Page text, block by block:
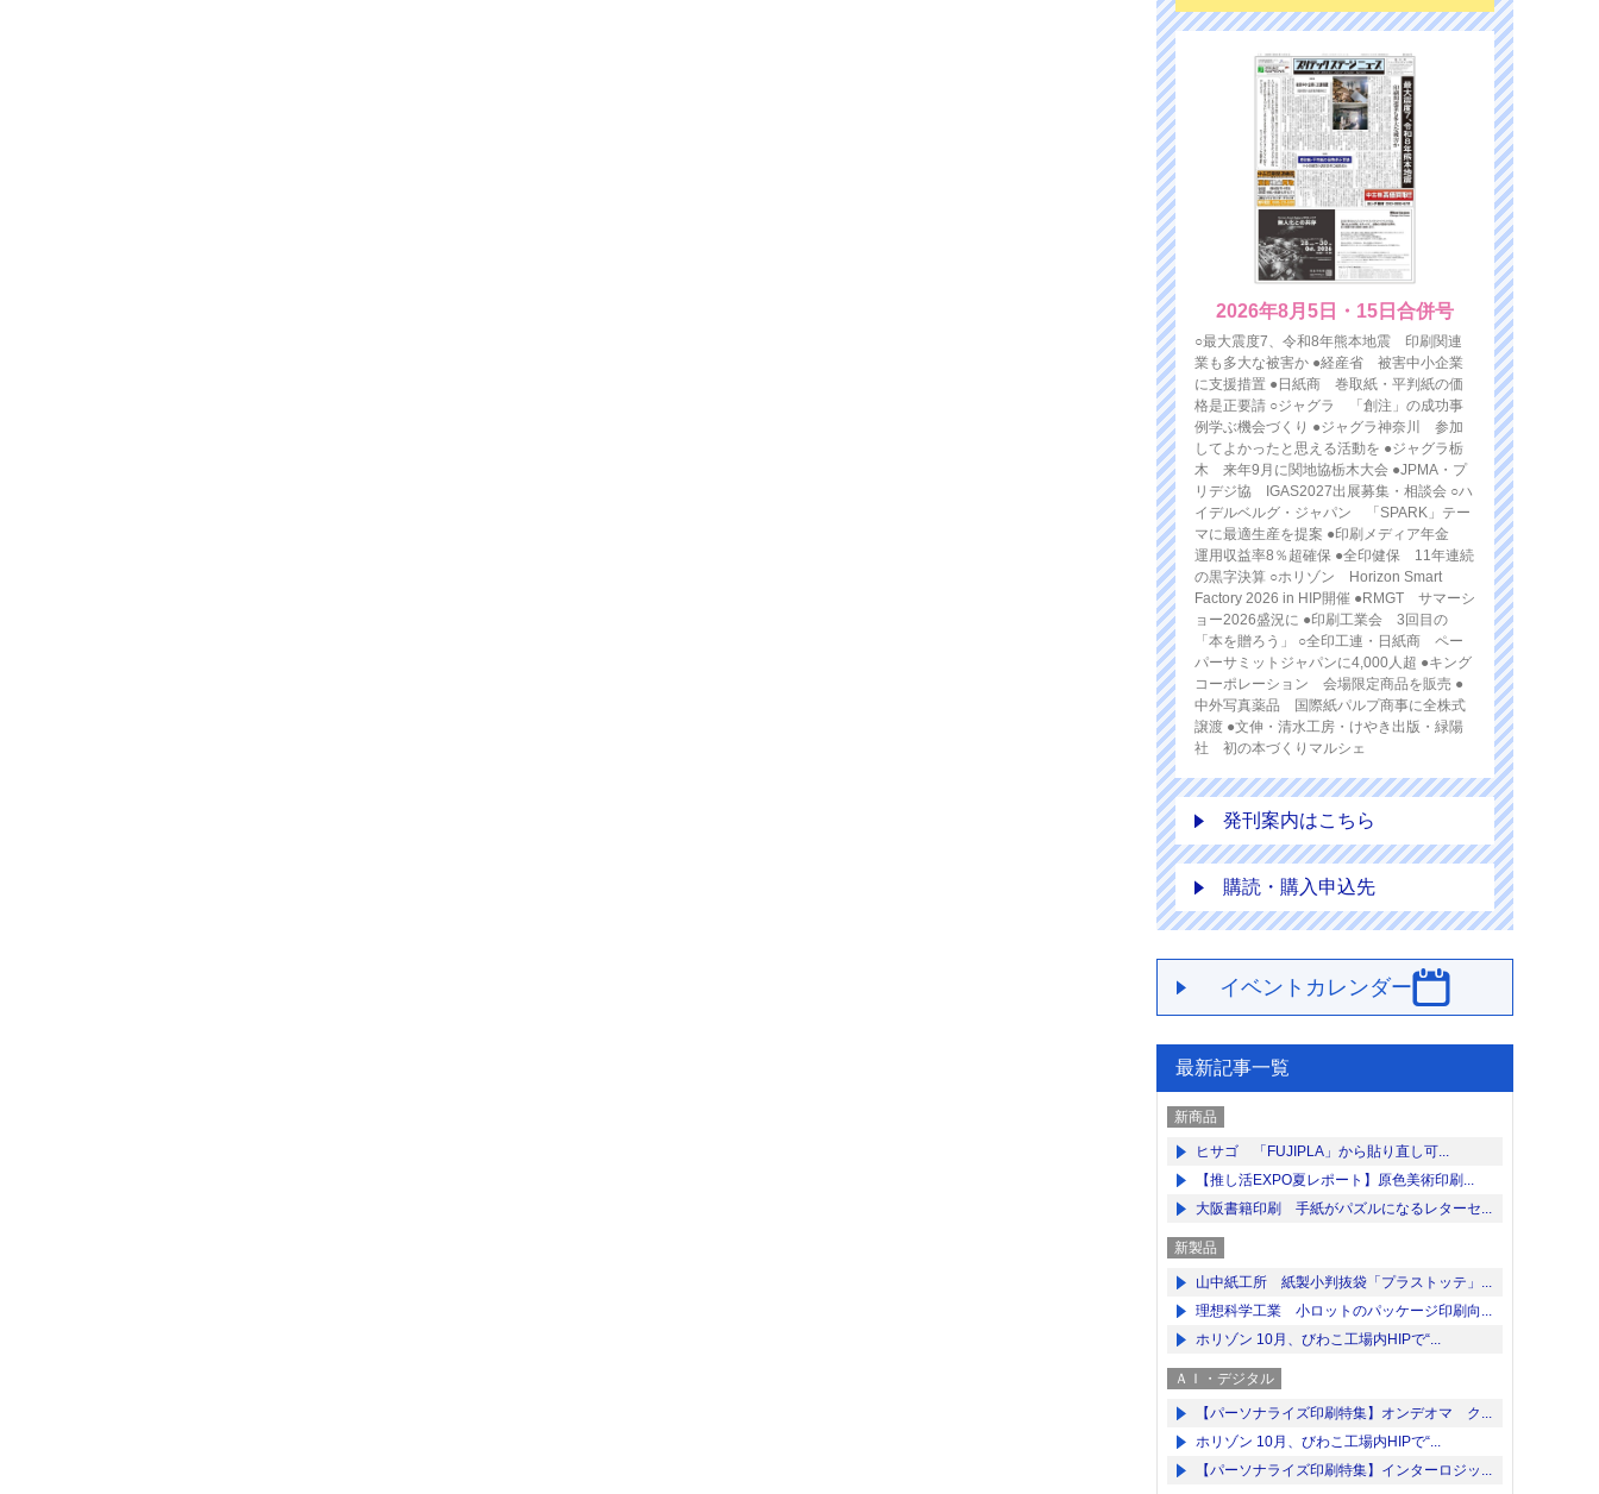
2026年8月5日・15日合併号
○最大震度7、令和8年熊本地震 印刷関連
業も多大な被害か ●経産省 被害中小企業
に支援措置 ●日紙商 巻取紙・平判紙の価
格是正要請 ○ジャグラ 「創注」の成功事
例学ぶ機会づくり ●ジャグラ神奈川 参加
してよかったと思える活動を ●ジャグラ栃
木 来年9月に関地協栃木大会 ●JPMA・プ
リデジ協 IGAS2027出展募集・相談会 ○ハ
イデルベルグ・ジャパン 「SPARK」テー
マに最適生産を提案 ●印刷メディア年金
運用収益率8％超確保 ●全印健保 11年連続
の黒字決算 ○ホリゾン Horizon Smart
Factory 2026 in HIP開催 ●RMGT サマーシ
ョー2026盛況に ●印刷工業会 3回目の
「本を贈ろう」 ○全印工連・日紙商 ペー
パーサミットジャパンに4,000人超 ●キング
コーポレーション 会場限定商品を販売 ●
中外写真薬品 国際紙パルプ商事に全株式
譲渡 ●文伸・清水工房・けやき出版・緑陽
社 初の本づくりマルシェ
発刊案内はこちら
購読・購入申込先
イベントカレンダー
最新記事一覧
新商品
ヒサゴ 「FUJIPLA」から貼り直し可...
【推し活EXPO夏レポート】原色美術印刷...
大阪書籍印刷 手紙がパズルになるレターセ...
新製品
山中紙工所 紙製小判抜袋「プラストッテ」...
理想科学工業 小ロットのパッケージ印刷向...
ホリゾン 10月、びわこ工場内HIPで“...
ＡＩ・デジタル
【パーソナライズ印刷特集】オンデオマ ク...
ホリゾン 10月、びわこ工場内HIPで“...
【パーソナライズ印刷特集】インターロジッ...